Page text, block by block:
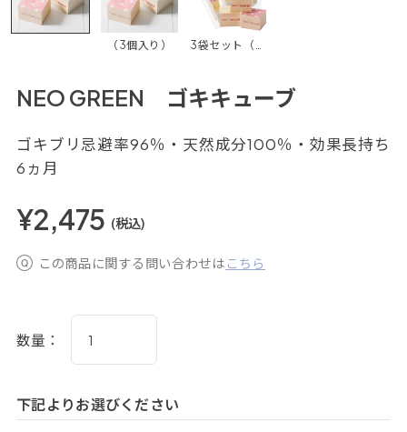
（3個入り） 3袋セット（ゴキキューブ3個入 3袋）
NEO GREEN ゴキキューブ
ゴキブリ忌避率96％・天然成分100％・効果長持ち
6ヵ月
¥2,475 (税込)
この商品に関する問い合わせは こちら
数量：
下記よりお選びください